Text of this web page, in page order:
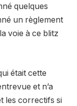
quelques
un règlement
voie à ce blitz
était cette
et n’a
les correctifs si